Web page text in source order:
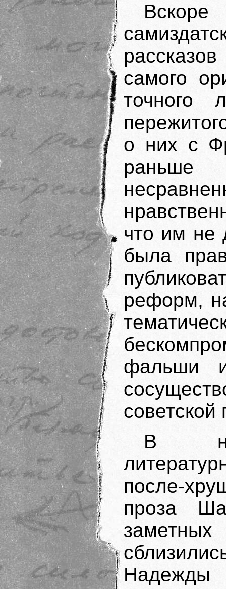
самого
точного
о них с
что им не
была
реформ,
фальши и
В
после-
проза
Надежды